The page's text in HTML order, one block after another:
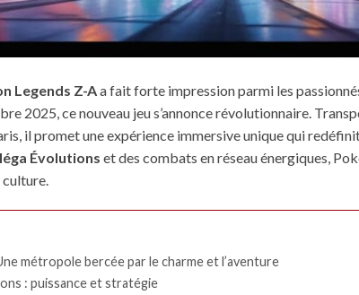
Legends Z-Aa fait forte impression parmi les
2025, ce nouveau jeu s’annonce révolutionnaire.
il promet une expérience immersive unique qui
Évolutions et des combats en réseau énergiques,
métropole bercée par le charme et l’aventure
: puissance et stratégie